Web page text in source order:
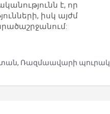
է, որ
իսկ այժմ
, Ռազմաավարի պուրակ